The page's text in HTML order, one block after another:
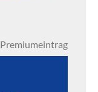
Premiumeintrag